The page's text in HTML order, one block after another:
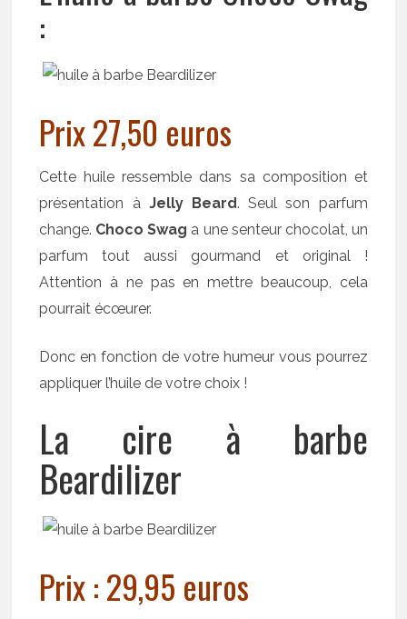
:
Prix 27,50 euros
Cette huile ressemble dans sa composition et
présentation à Jelly Beard. Seul son parfum
change. Choco Swag a une senteur chocolat, un
parfum tout aussi gourmand et original !
Attention à ne pas en mettre beaucoup, cela
pourrait écœurer.
Donc en fonction de votre humeur vous pourrez
appliquer l’huile de votre choix !
La cire à barbe
Beardilizer
Prix : 29,95 euros